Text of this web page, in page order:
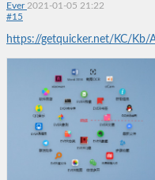
Ever 2021-01-05 21:22
#15
https://getquicker.net/KC/Kb/